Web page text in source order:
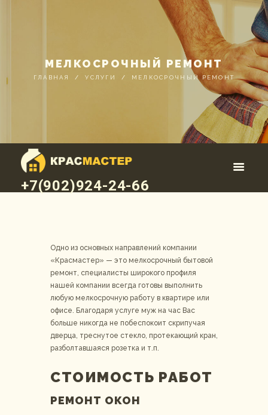
МЕЛКОСРОЧНЫЙ РЕМОНТ
ГЛАВНАЯ УСЛУГИ МЕЛКОСРОЧНЫЙ РЕМОНТ
+7(902)924-24-66
Одно из основных направлений компании
«Красмастер» — это мелкосрочный бытовой
ремонт, специалисты широкого профиля
нашей компании всегда готовы выполнить
любую мелкосрочную работу в квартире или
офисе. Благодаря услуге муж на час Вас
больше никогда не побеспокоит скрипучая
дверца, треснутое стекло, протекающий кран,
разболтавшаяся розетка и т.п.
СТОИМОСТЬ РАБОТ
РЕМОНТ ОКОН